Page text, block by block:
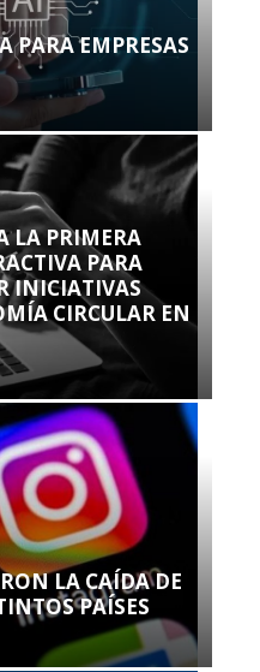
PARA EMPRESAS
LA PRIMERA
PARA
INICIATIVAS
CIRCULAR EN
LA CAÍDA DE
PAÍSES